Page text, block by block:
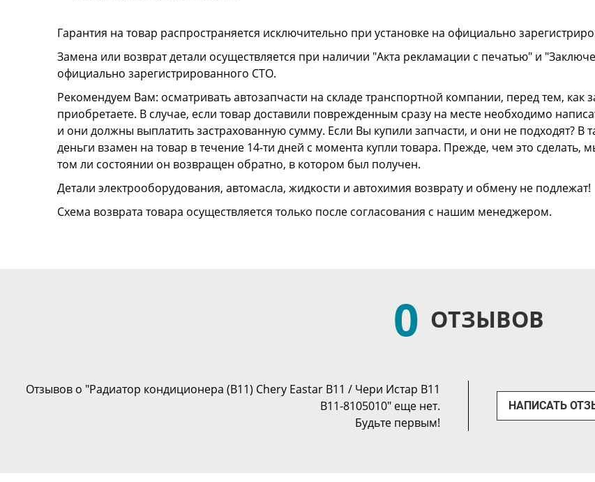
Гарантия на товар распространяется исключительно при установке на официально
Замена или возврат детали осуществляется при наличии "Акта рекламации с печатью" и
официально зарегистрированного СТО.
Рекомендуем Вам: осматривать автозапчасти на складе транспортной компании, перед тем, как
приобретаете. В случае, если товар доставили поврежденным сразу на месте необходимо
и они должны выплатить застрахованную сумму. Если Вы купили запчасти, и они не подходят?
деньги взамен на товар в течение 14-ти дней с момента купли товара. Прежде, чем это
том ли состоянии он возвращен обратно, в котором был получен.
Детали электрооборудования, автомасла, жидкости и автохимия возврату и обмену не подлежат!
Схема возврата товара осуществляется только после согласования с нашим менеджером.
0 ОТЗЫВОВ
Отзывов о "Радиатор кондиционера (B11) Chery Eastar B11 / Чери Истар B11
B11-8105010" еще нет.
Будьте первым!
НАПИСАТЬ